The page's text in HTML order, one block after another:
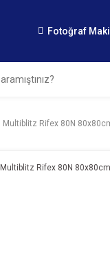
Fotoğraf
Multiblitz Rifex 80N